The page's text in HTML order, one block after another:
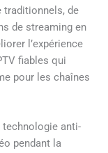
traditionnels, de
de streaming en
l’expérience
fiables qui
pour les chaînes
technologie anti-
pendant la